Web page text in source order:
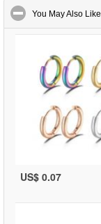
You May Also Like
US$ 0.07